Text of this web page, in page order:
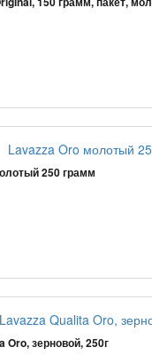
250 грамм
Oro, зерновой, 250г